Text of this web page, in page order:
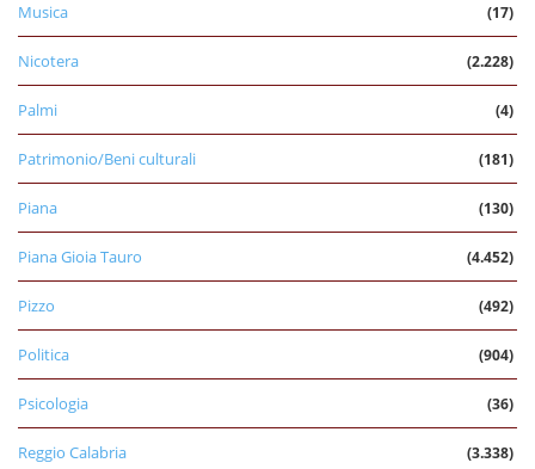
Musica (17)
Nicotera (2.228)
Palmi (4)
Patrimonio/Beni culturali (181)
Piana (130)
Piana Gioia Tauro (4.452)
Pizzo (492)
Politica (904)
Psicologia (36)
Reggio Calabria (3.338)